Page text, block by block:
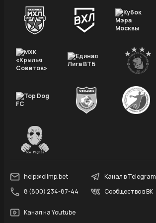
help@olimp.bet
8 (800) 234-87-44
Канал в Telegram
Сообщество в ВК
Канал на Youtube